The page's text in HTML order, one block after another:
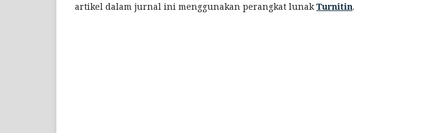
artikel dalam jurnal ini menggunakan perangkat lunakTurnitin.